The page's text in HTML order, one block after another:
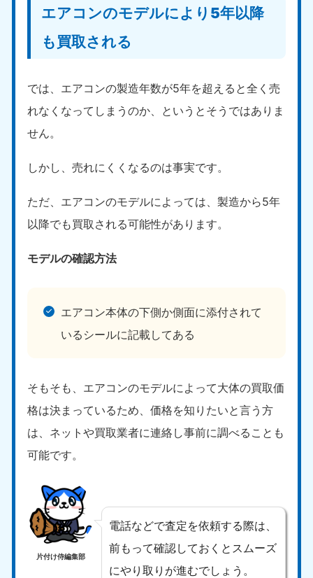
エアコンのモデルにより5年以降
も買取される
では、エアコンの製造年数が5年を超えると全く売
れなくなってしまうのか、というとそうではありま
せん。
しかし、売れにくくなるのは事実です。
ただ、エアコンのモデルによっては、製造から5年
以降でも買取される可能性があります。
モデルの確認方法
エアコン本体の下側か側面に添付されて
いるシールに記載してある
そもそも、エアコンのモデルによって大体の買取価
格は決まっているため、価格を知りたいと言う方
は、ネットや買取業者に連絡し事前に調べることも
可能です。
片付け侍編集部
電話などで査定を依頼する際は、
前もって確認しておくとスムーズ
にやり取りが進むでしょう。